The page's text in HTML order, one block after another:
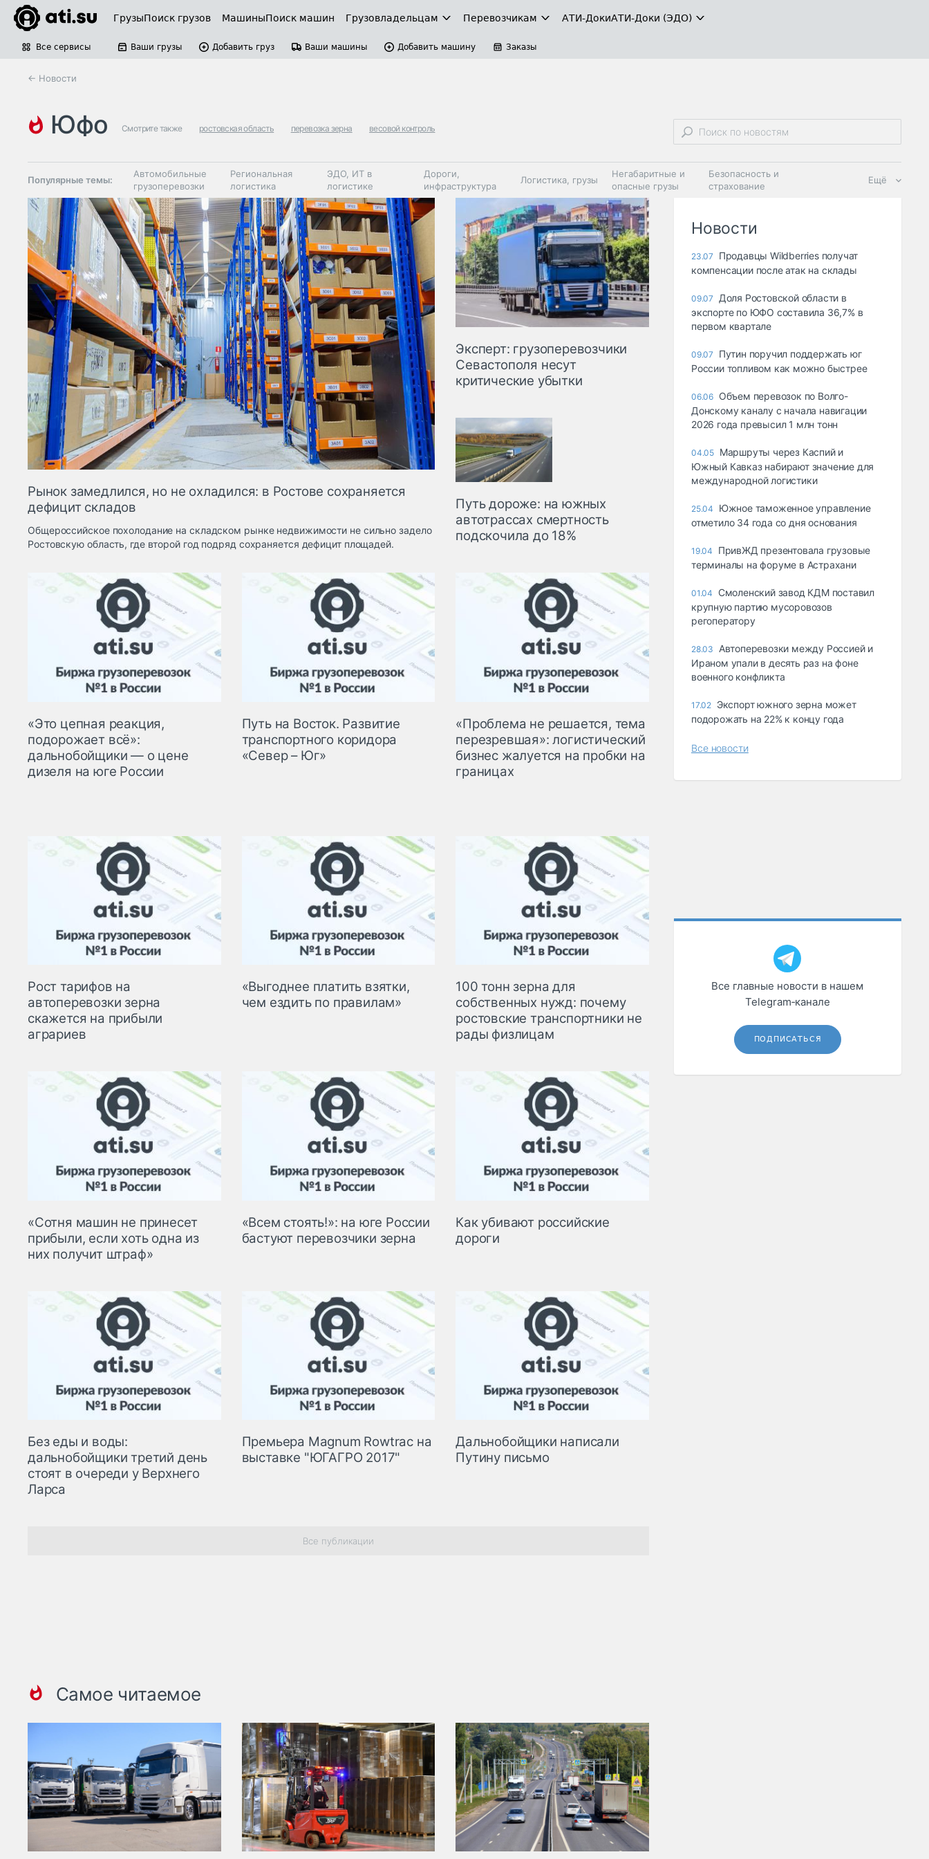
ГрузыПоиск грузов МашиныПоиск машин Грузовладельцам Перевозчикам АТИ-ДокиАТИ-Доки (ЭДО)
Все сервисы Ваши грузы Добавить груз Ваши машины Добавить машину Заказы
← Новости
юфо Смотрите также ростовская область перевозка зерна весовой контроль
Популярные темы:
Автомобильные
грузоперевозки
Региональная
логистика
ЭДО, ИТ в
логистике
Дороги,
инфраструктура
Логистика, грузы
Негабаритные и
опасные грузы
Безопасность и
страхование
Таможня и ВЭД
Склады и
грузовые
терминалы
Коммерческий
транспорт
Спецтехника
Автосервис,
запчасти, шины
Топливо, масла и
автохимия
Ещё
Рынок замедлился, но не охладился: в Ростове сохраняется
дефицит складов
Общероссийское похолодание на складском рынке недвижимости не сильно задело
Ростовскую область, где второй год подряд сохраняется дефицит площадей.
Эксперт: грузоперевозчики
Севастополя несут
критические убытки
Путь дороже: на южных
автотрассах смертность
подскочила до 18%
«Это цепная реакция,
подорожает всё»:
дальнобойщики — о цене
дизеля на юге России
Путь на Восток. Развитие
транспортного коридора
«Север – Юг»
«Проблема не решается, тема
перезревшая»: логистический
бизнес жалуется на пробки на
границах
Рост тарифов на
автоперевозки зерна
скажется на прибыли
аграриев
«Выгоднее платить взятки,
чем ездить по правилам»
100 тонн зерна для
собственных нужд: почему
ростовские транспортники не
рады физлицам
«Сотня машин не принесет
прибыли, если хоть одна из
них получит штраф»
«Всем стоять!»: на юге России
бастуют перевозчики зерна
Как убивают российские
дороги
Без еды и воды:
дальнобойщики третий день
стоят в очереди у Верхнего
Ларса
Премьера Magnum Rowtrac на
выставке "ЮГАГРО 2017"
Дальнобойщики написали
Путину письмо
Все публикации
Самое читаемое
Новости
23.07
Продавцы Wildberries получат
компенсации после атак на склады
09.07
Доля Ростовской области в
экспорте по ЮФО составила 36,7% в
первом квартале
09.07
Путин поручил поддержать юг
России топливом как можно быстрее
06.06 Объем перевозок по Волго-
Донскому каналу с начала навигации
2026 года превысил 1 млн тонн
04.05 Маршруты через Каспий и
Южный Кавказ набирают значение для
международной логистики
25.04
Южное таможенное управление
отметило 34 года со дня основания
19.04
ПривЖД презентовала грузовые
терминалы на форуме в Астрахани
01.04
Смоленский завод КДМ поставил
крупную партию мусоровозов
регоператору
28.03
Автоперевозки между Россией и
Ираном упали в десять раз на фоне
военного конфликта
17.02 Экспорт южного зерна может
подорожать на 22% к концу года
Все новости
Все главные новости в нашем
Telegram‑канале
ПОДПИСАТЬСЯ